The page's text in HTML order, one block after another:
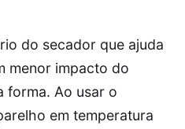
do secador que ajuda
menor impacto do
forma. Ao usar o
em temperatura